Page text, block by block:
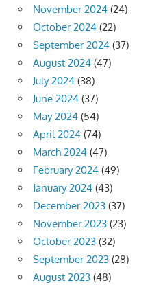
November 2024 (24)
October 2024 (22)
September 2024 (37)
August 2024 (47)
July 2024 (38)
June 2024 (37)
May 2024 (54)
April 2024 (74)
March 2024 (47)
February 2024 (49)
January 2024 (43)
December 2023 (37)
November 2023 (23)
October 2023 (32)
September 2023 (28)
August 2023 (48)